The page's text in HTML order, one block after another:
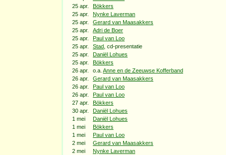
25 apr.
Bökkers
25 apr.
Nynke Laverman
25 apr.
Gerard van Maasakkers
25 apr.
Adri de Boer
25 apr.
Paul van Loo
25 apr.
Stad , cd-presentatie
25 apr.
Daniël Lohues
25 apr.
Bökkers
26 apr.
o.a. Anne en de Zeeuwse Kofferband
26 apr.
Gerard van Maasakkers
26 apr.
Paul van Loo
26 apr.
Paul van Loo
27 apr.
Bökkers
30 apr.
Daniël Lohues
1 mei
Daniël Lohues
1 mei
Bökkers
1 mei
Paul van Loo
2 mei
Gerard van Maasakkers
2 mei
Nynke Laverman